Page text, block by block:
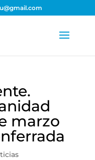
marzo